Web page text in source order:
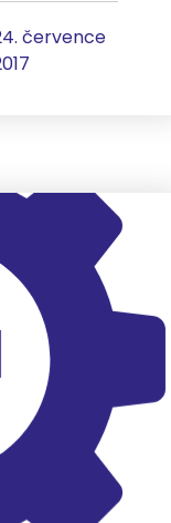
července